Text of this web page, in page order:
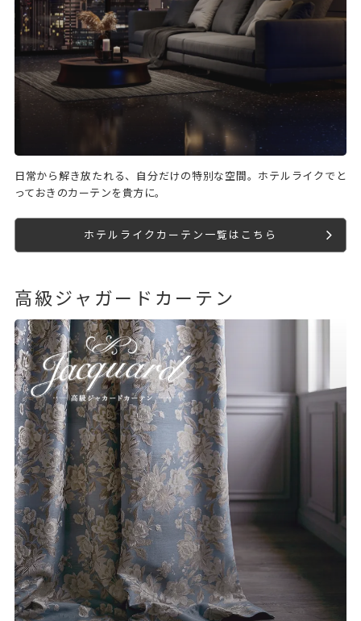
日常から解き放たれる、自分だけの特別な空間。ホテルライクでと
っておきのカーテンを貴方に。
ホテルライクカーテン一覧はこちら
高級ジャガードカーテン